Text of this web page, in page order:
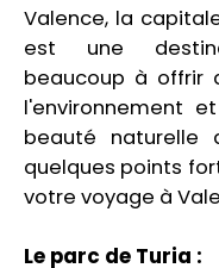
Valence, la
est une
beaucoup à offrir
l'environnement
beauté naturelle
quelques points
votre voyage à
Le parc de Turia :